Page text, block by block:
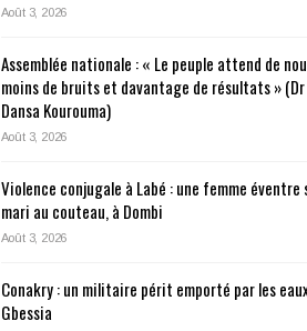
Août 3, 2026
Assemblée nationale : « Le peuple attend de
moins de bruits et davantage de résultats » (Dr
Dansa Kourouma)
Août 3, 2026
Violence conjugale à Labé : une femme éventre
mari au couteau, à Dombi
Août 3, 2026
Conakry : un militaire périt emporté par les
Gbessia